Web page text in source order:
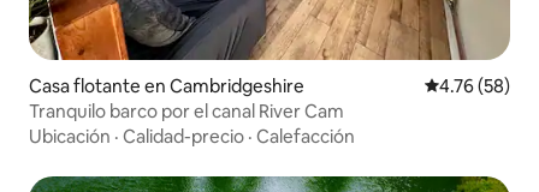
Casa flotante en Cambridgeshire Calificación
4.76 (58)
Tranquilo barco por el canal River Cam
Ubicación · Calidad-precio · Calefacción